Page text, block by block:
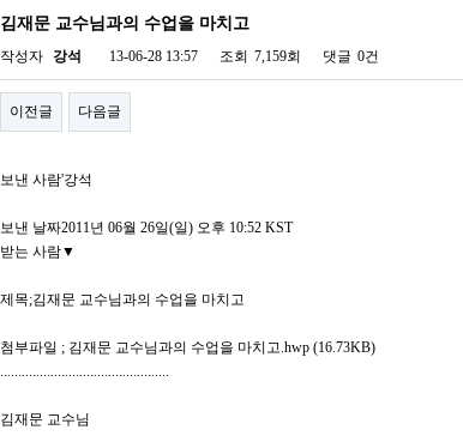
김재문 교수님과의 수업을 마치고
작성자 강석 13-06-28 13:57 조회 7,159회 댓글 0건
이전글 다음글
보낸 사람'강석
보낸 날짜2011년 06월 26일(일) 오후 10:52 KST
받는 사람▼
제목;김재문 교수님과의 수업을 마치고
첨부파일 ; 김재문 교수님과의 수업을 마치고.hwp (16.73KB)
...............................................
김재문 교수님